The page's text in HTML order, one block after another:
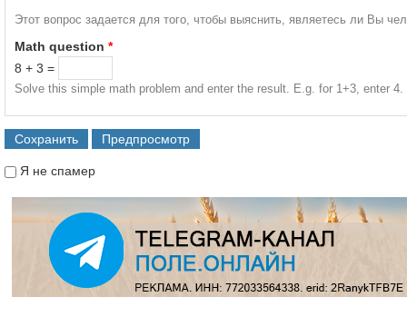
Этот вопрос задается для того, чтобы выяснить, являетесь ли Вы
Math question *
8 + 3 =
Solve this simple math problem and enter the result. E.g. for 1+3, enter 4.
Я не спамер